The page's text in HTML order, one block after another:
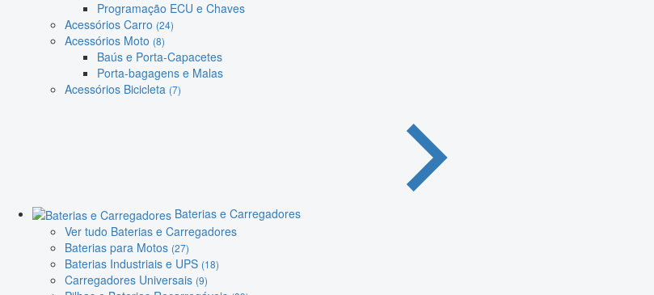
Programação ECU e Chaves
Acessórios Carro (24)
Acessórios Moto (8)
Baús e Porta-Capacetes
Porta-bagagens e Malas
Acessórios Bicicleta (7)
Baterias e Carregadores
Ver tudo Baterias e Carregadores
Baterias para Motos (27)
Baterias Industriais e UPS (18)
Carregadores Universais (9)